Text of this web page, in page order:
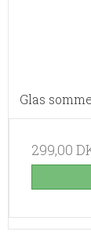
Glas
299,00